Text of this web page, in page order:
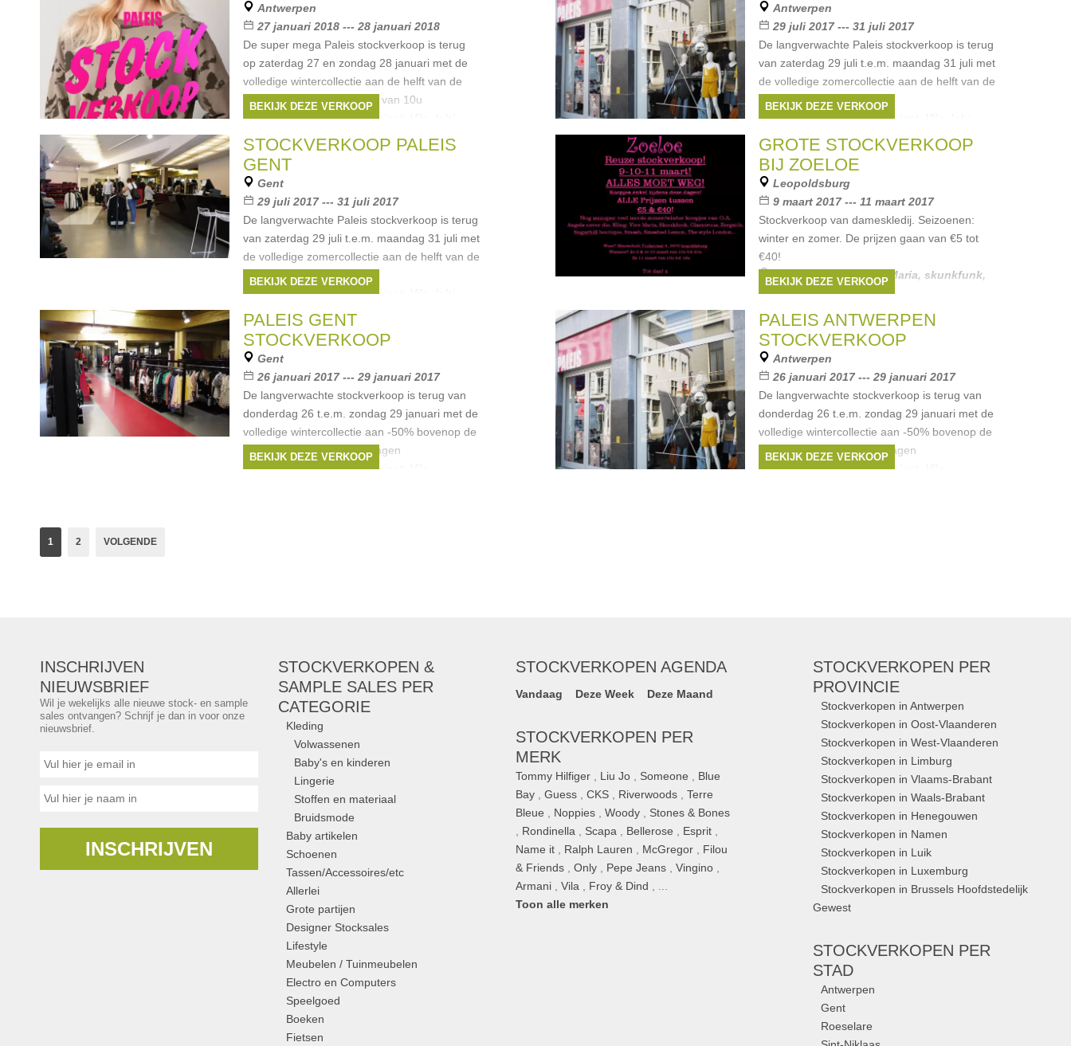
Antwerpen
27 januari 2018 --- 28 januari 2018
De super mega Paleis stockverkoop is terug
op zaterdag 27 en zondag 28 januari met de
volledige wintercollectie aan de helft van de
soldenprijs. Zaterdag open van 10u
Merken:Only,Yaya,Object
BEKIJK DEZE VERKOOP
Antwerpen
29 juli 2017 --- 31 juli 2017
De langverwachte Paleis stockverkoop is terug
van zaterdag 29 juli t.e.m. maandag 31 juli met
de volledige zomercollectie aan de helft van de
soldenprijs!
Merken:Only,Yaya,Object
BEKIJK DEZE VERKOOP
STOCKVERKOOP PALEIS
GENT
Gent
29 juli 2017 --- 31 juli 2017
De langverwachte Paleis stockverkoop is terug
van zaterdag 29 juli t.e.m. maandag 31 juli met
de volledige zomercollectie aan de helft van de
soldenprijs!
Merken:Only,Yaya,Object
BEKIJK DEZE VERKOOP
GROTE STOCKVERKOOP
BIJ ZOELOE
Leopoldsburg
9 maart 2017 --- 11 maart 2017
Stockverkoop van dameskledij. Seizoenen:
winter en zomer. De prijzen gaan van €5 tot
€40!
Merken:Smash,Vive Maria, skunkfunk,
sapph,Smashed Lemon, ...
BEKIJK DEZE VERKOOP
PALEIS GENT
STOCKVERKOOP
Gent
26 januari 2017 --- 29 januari 2017
De langverwachte stockverkoop is terug van
donderdag 26 t.e.m. zondag 29 januari met de
volledige wintercollectie aan -50% bovenop de
soldenprijs! Paleis is alle dagen
Merken:Only,Yaya,Object
BEKIJK DEZE VERKOOP
PALEIS ANTWERPEN
STOCKVERKOOP
Antwerpen
26 januari 2017 --- 29 januari 2017
De langverwachte stockverkoop is terug van
donderdag 26 t.e.m. zondag 29 januari met de
volledige wintercollectie aan -50% bovenop de
soldenprijs! Paleis is alle dagen
Merken:Only,Yaya,Object
BEKIJK DEZE VERKOOP
1 2 VOLGENDE
INSCHRIJVEN
NIEUWSBRIEF
Wil je wekelijks alle nieuwe stock- en sample
sales ontvangen? Schrijf je dan in voor onze
nieuwsbrief.
INSCHRIJVEN
STOCKVERKOPEN &
SAMPLE SALES PER
CATEGORIE
Kleding
Volwassenen
Baby's en kinderen
Lingerie
Stoffen en materiaal
Bruidsmode
Baby artikelen
Schoenen
Tassen/Accessoires/etc
Allerlei
Grote partijen
Designer Stocksales
Lifestyle
Meubelen / Tuinmeubelen
Electro en Computers
Speelgoed
Boeken
Fietsen
STOCKVERKOPEN AGENDA
Vandaag Deze Week Deze Maand
STOCKVERKOPEN PER
MERK
Tommy Hilfiger Liu Jo Someone
Blue
Bay ,Guess ,CKS Riverwoods ,Terre
Bleue
Noppies ,Woody
Stones & Bones
Rondinella Scapa Bellerose Esprit
Name it
Ralph Lauren McGregor
Filou
& Friends ,Only Pepe Jeans ,Vingino
Armani ,Vila Froy & Dind
Toon alle merken
STOCKVERKOPEN PER
PROVINCIE
Stockverkopen in Antwerpen
Stockverkopen in Oost-Vlaanderen
Stockverkopen in West-Vlaanderen
Stockverkopen in Limburg
Stockverkopen in Vlaams-Brabant
Stockverkopen in Waals-Brabant
Stockverkopen in Henegouwen
Stockverkopen in Namen
Stockverkopen in Luik
Stockverkopen in Luxemburg
Stockverkopen in Brussels Hoofdstedelijk
Gewest
STOCKVERKOPEN PER
STAD
Antwerpen
Gent
Roeselare